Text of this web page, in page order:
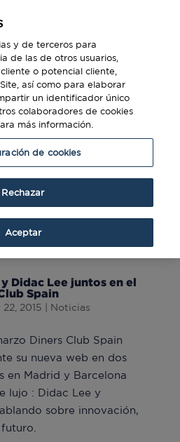
Didac Lee juntos en el
Spain
2015 Noticias
Diners Club Spain
su nueva web en dos
en Madrid y Barcelona
lujo : Didac Lee y
sobre innovación,
y de terceros para
de las de otros usuarios,
o potencial cliente,
así como para elaborar
un identificador único
colaboradores de cookies
más información.
de cookies
Rechazar
Aceptar